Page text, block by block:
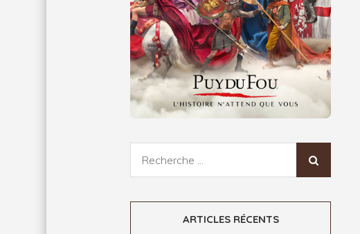
ARTICLES RÉCENTS